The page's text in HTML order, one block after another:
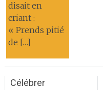
disait en
criant :
« Prends pitié
de […]
Célébrer